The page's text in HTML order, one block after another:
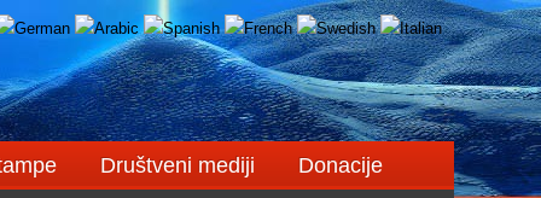
Društveni mediji
Donacije